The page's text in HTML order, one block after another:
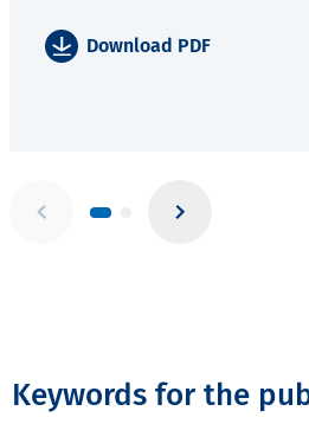
Download PDF
Keywords for the